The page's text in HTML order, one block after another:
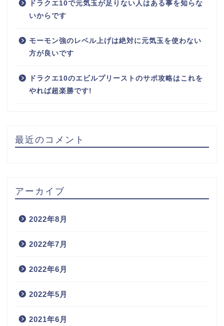
ドラクエ10で元気玉が足りない人はある事を知らな
いからです
モーモン強のレベル上げは絶対に元気玉を使わない
方が良いです
ドラクエ10のエビルプリーストのサポ攻略はこれを
やれば超楽勝です!
最近のコメント
アーカイブ
2022年8月
2022年7月
2022年6月
2022年5月
2021年6月